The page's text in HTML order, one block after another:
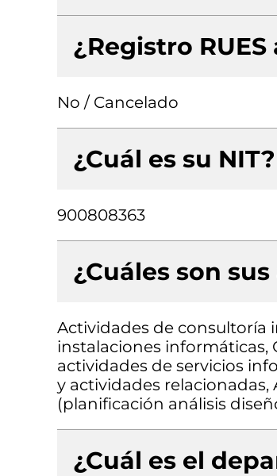
¿Registro
No / Cancelado
¿Cuál es su NIT?
900808363
¿Cuáles son
Actividades de consultoría
instalaciones informáticas,
actividades de servicios
y actividades
(planificación análisis
¿Cuál es el